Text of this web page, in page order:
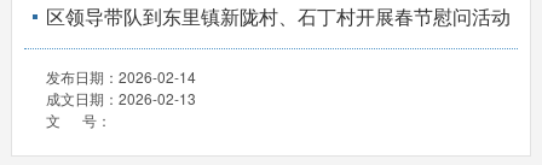
区领导带队到东里镇新陇村、石丁村开展春节慰问活动
发布日期： 2026-02-14
成文日期： 2026-02-13
文 号：